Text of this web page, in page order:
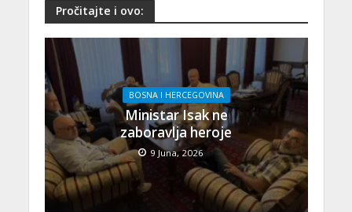
Pročitajte i ovo:
BOSNA I HERCEGOVINA
Ministar Isak ne
zaboravlja heroje
9 Juna, 2026